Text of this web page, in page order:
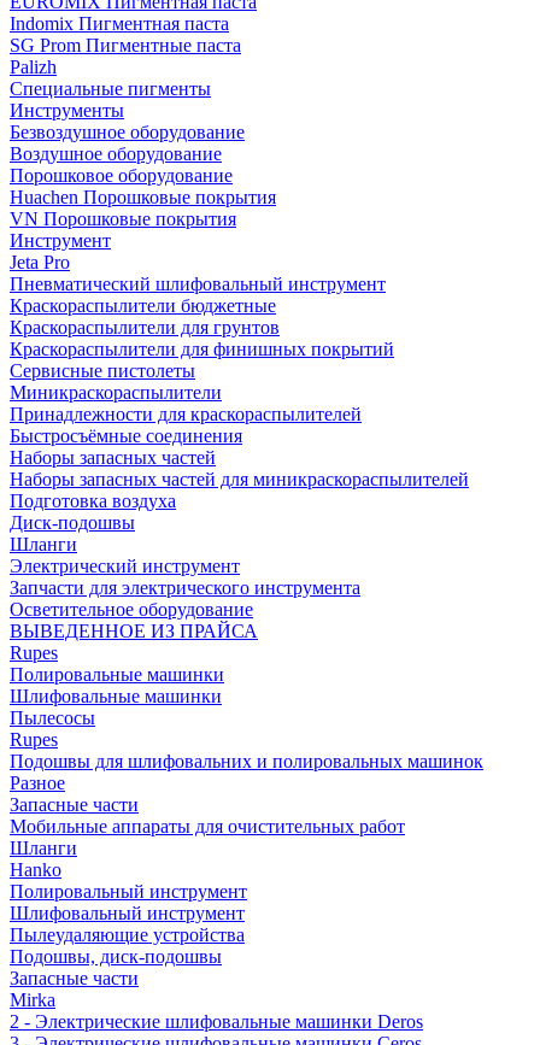
Indomix Пигментная паста
SG Prom Пигментные паста
Palizh
Специальные пигменты
Инструменты
Безвоздушное оборудование
Воздушное оборудование
Порошковое оборудование
Huachen Порошковые покрытия
VN Порошковые покрытия
Инструмент
Jeta Pro
Пневматический шлифовальный инструмент
Краскораспылители бюджетные
Краскораспылители для грунтов
Краскораспылители для финишных покрытий
Сервисные пистолеты
Миникраскораспылители
Принадлежности для краскораспылителей
Быстросъёмные соединения
Наборы запасных частей
Наборы запасных частей для миникраскораспылителей
Подготовка воздуха
Диск-подошвы
Шланги
Электрический инструмент
Запчасти для электрического инструмента
Осветительное оборудование
ВЫВЕДЕННОЕ ИЗ ПРАЙСА
Rupes
Полировальные машинки
Шлифовальные машинки
Пылесосы
Rupes
Подошвы для шлифовальних и полировальных машинок
Разное
Запасные части
Мобильные аппараты для очистительных работ
Шланги
Hanko
Полировальный инструмент
Шлифовальный инструмент
Пылеудаляющие устройства
Подошвы, диск-подошвы
Запасные части
Mirka
2 - Электрические шлифовальные машинки Deros